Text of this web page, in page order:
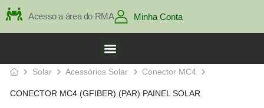
Acesso a área do RMA Minha Conta
Solar Acessórios Solar Conector MC4
CONECTOR MC4 (GFIBER) (PAR) PAINEL SOLAR